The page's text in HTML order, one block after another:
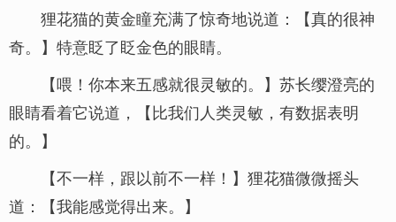
狸花猫的黄金瞳充满了惊奇地说道：【真的很神
奇。】特意眨了眨金色的眼睛。
【喂！你本来五感就很灵敏的。】苏长缨澄亮的
眼睛看着它说道，【比我们人类灵敏，有数据表明
的。】
【不一样，跟以前不一样！】狸花猫微微摇头
道：【我能感觉得出来。】